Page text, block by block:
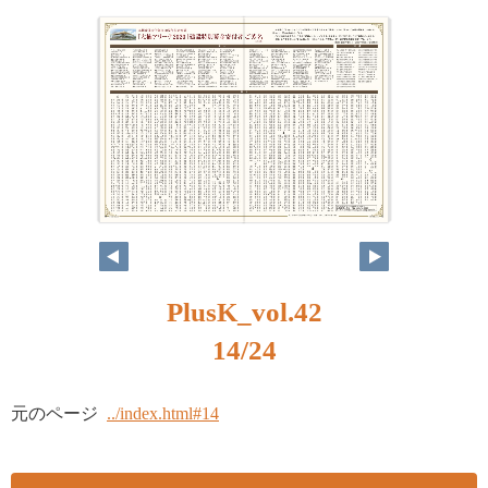
PlusK_vol.42
14/24
元のページ ../index.html#14